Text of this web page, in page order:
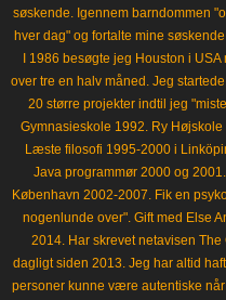
søskende. Igennem barndommen
hver dag" og fortalte mine
I 1986 besøgte jeg Houston i
over tre en halv måned. Jeg
20 større projekter indtil jeg
Gymnasieskole 1992. Ry
Læste filosofi 1995-2000 i
Java programmør 2000 og
København 2002-2007. Fik en
nogenlunde over". Gift med Else
2014. Har skrevet netavisen
dagligt siden 2013. Jeg har altid
personer kunne være autentiske